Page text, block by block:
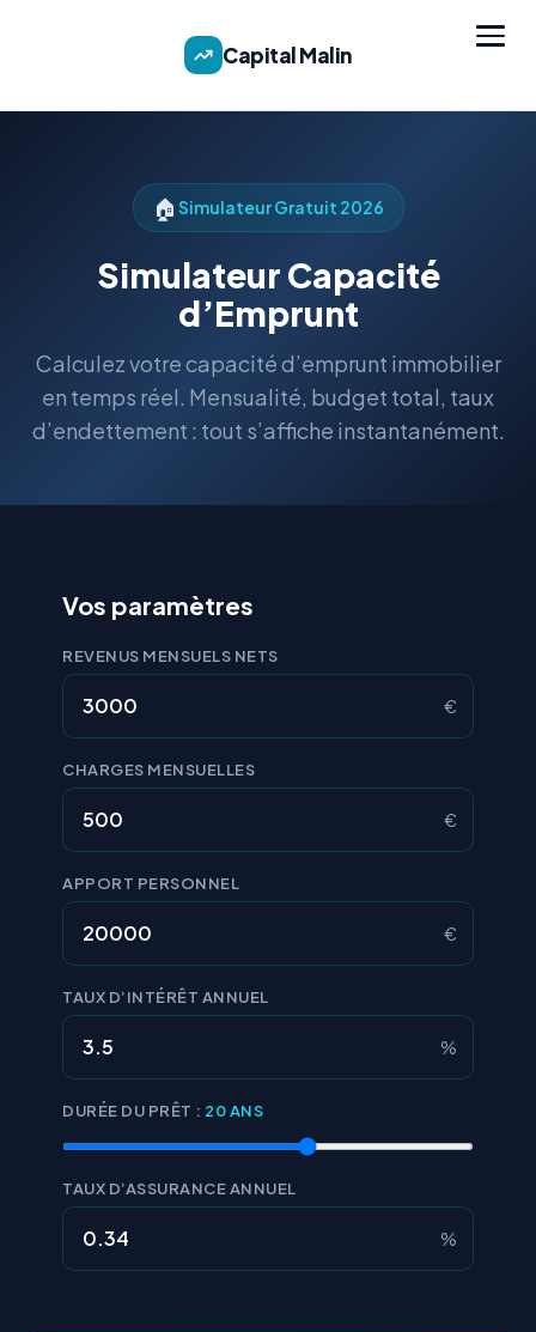
Capital Malin
🏠 Simulateur Gratuit 2026
Simulateur Capacité
d’Emprunt
Calculez votre capacité d’emprunt immobilier
en temps réel. Mensualité, budget total, taux
d’endettement : tout s’affiche instantanément.
Vos paramètres
REVENUS MENSUELS NETS
€
CHARGES MENSUELLES
€
APPORT PERSONNEL
€
TAUX D’INTÉRÊT ANNUEL
%
DURÉE DU PRÊT : 20 ANS
TAUX D’ASSURANCE ANNUEL
%